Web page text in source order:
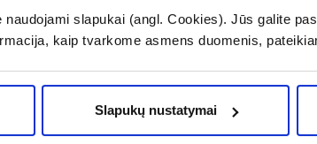
naudojami slapukai (angl. Cookies). Jūs galite
kaip tvarkome asmens duomenis,
Slapukų nustatymai